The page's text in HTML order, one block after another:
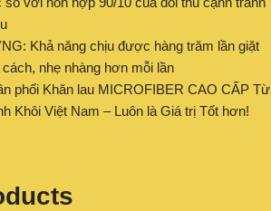
Khả năng chịu được hàng trăm lần giặt
nhẹ nhàng hơn mỗi lần
phối Khăn lau MICROFIBER CAO CẤP Từ
Khôi Việt Nam – Luôn là Giá trị Tốt hơn!